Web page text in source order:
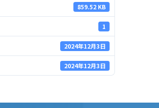
859.52 KB
1
2024年12月3日
2024年12月3日